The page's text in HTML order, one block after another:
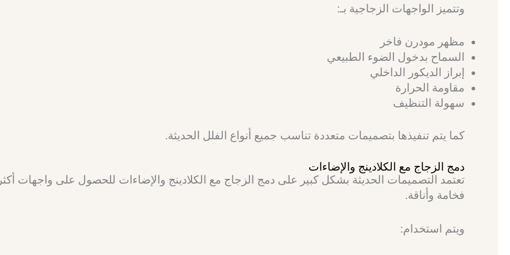
وتتميز الواجهات الزجاجية بـ:
مظهر مودرن فاخر
السماح بدخول الضوء الطبيعي
إبراز الديكور الداخلي
مقاومة الحرارة
سهولة التنظيف
كما يتم تنفيذها بتصميمات متعددة تناسب جميع أنواع الفلل الحديثة.
دمج الزجاج مع الكلادينج والإضاءات
تعتمد التصميمات الحديثة بشكل كبير على دمج الزجاج مع الكلادينج والإضاءات للحصول على واجهات أكثر
فخامة وأناقة.
ويتم استخدام: